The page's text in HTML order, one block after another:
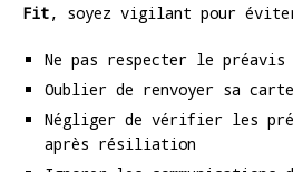
Fit, soyez vigilant pour
Ne pas respecter le
Oublier de renvoyer sa carte
Négliger de vérifier les
après résiliation